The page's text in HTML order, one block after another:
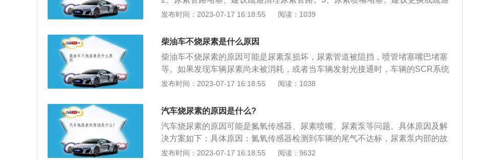
电磁阀堵塞了，这时尿素系统也没有办法喷射尿素，汽车就不能烧尿素了。需要
及时清理空气电磁阀。4、选择性催化还原（SCR）系统出现故障了，从而导致
的一项处理工艺，即在催化剂的作用下，喷入还原剂氨或尿素，把尾气中的NOx
还原成N2和H2O。需要去4S店或维修店检查选择性催化还原（SCR）系统，针
对故障零部件进行维修。5、尿素泵漏液、喷嘴堵塞,都会使汽车不烧尿素。需要
清理喷嘴。柴油机尾气处理液(国内俗称为：汽车尿素，车用尿素，汽车环保尿
素罐（装载柴油机尾气处理液），SCR催化反应罐。SCR系统的运行过程是：当
发现排气管中有氮氧化物时，尿素罐自动喷出柴油机尾气处理液，柴油机尾气处
理液和氮氧化物在SCR催化反应罐中发生氧化还原反应，生成无污染的氮气和水
蒸气排出。如果不装载柴油机尾气处理液、或纯度不够、或质量伪劣，都会发生
清理尿素喷嘴。4、损坏SCR喷射系统:如果长期没有尿素的话，SCR系统中的喷
或更换SCR系统中的喷嘴、管路以及尿素泵。以下是柴油机尿素泵的相关介绍：
简介：尿素泵是尿素溶液喷射计量系统的重要组成部分，其主要功能是抽取尿素
箱内的尿素溶液，并保持一定的压力，然后输送到喷射单元，满足喷射计量系统
对流量和压力的要求。柴油机的排气温度一般在200-500℃，基本满足了SCR所
采用的钒基催化剂的活性要求。因此柴油机排放的尾气中NOX迅速与尿素水溶液
能有密切联系，为了保证尿素泵的工作可靠性符SCR系统的工作要求，需要对尿
素泵进行标定。
发布时间：2023-07-17 16:18:55 阅读：1039
柴油车不烧尿素是什么原因
柴油车不烧尿素的原因可能是尿素泵损坏，尿素管道被阻挡，喷管堵塞嘴巴堵塞
等。如果发现车辆尿素尚未被消耗，或者当车辆发射光接通时，车辆的SCR系统
可能无法工作（即，通常认为尿素未燃烧），并且这个问题无法通过自己解决。
废气从汽车发动机发动机燃烧室排出来后，电动油泵便依据电机控制模块的命
令，从尿素箱中吸进一定量的尿素水溶液，使尿素水溶液与压缩气体混和做雾化
并进到喷射管路由尿素喷头匀称的喷到排气管当中。这时尿素水溶液在持续高温
下溶解转化成NH?，并另外与NOx产生催化反应氧化反应，最终产生无毒的N2和
H2O排出来。柴油车加车用尿素主要是因为降低柴油发动机排出来有机废气中的
发布时间：2023-07-17 16:18:55 阅读：1038
汽车烧尿素的原因是什么?
汽车烧尿素的原因可能是氮氧传感器、尿素喷嘴、尿素泵等问题。具体原因及解
决方案如下：具体原因：氮氧传感器检测到车辆的尾气不达标，尿素泵内部的故
障会导致建压失败。解决方案：检查线束及传感器是否接触正常，如果有问题及
发布时间：2023-07-17 16:18:55 阅读：9632